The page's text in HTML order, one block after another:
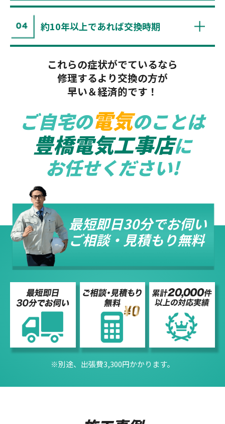
約10年以上であれば交換時期
これらの症状がでているなら
修理するより交換の方が
早い＆経済的です！
ご自宅の電気のことは
豊橋電気工事店に
お任せください!
最短即日30分でお伺い
ご相談・見積もり無料
※別途、出張費3,300円かかります。